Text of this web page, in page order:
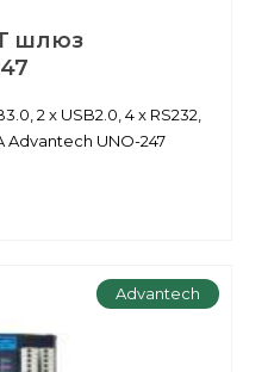
шлюз
2 x USB2.0, 4 x RS232,
Advantech UNO-247
Advantech